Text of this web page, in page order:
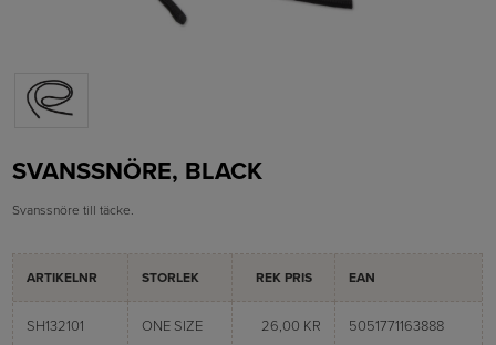
SVANSSNÖRE, BLACK
Svanssnöre till täcke.
ARTIKELNR STORLEK REK PRIS EAN
SH132101 ONE SIZE 26,00 KR 5051771163888